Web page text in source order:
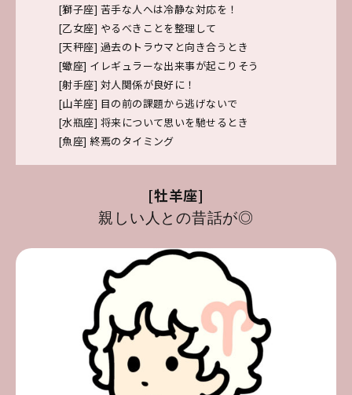
[獅子座] 苦手な人へは冷静な対応を！
[乙女座] やるべきことを整理して
[天秤座] 過去のトラウマと向き合うとき
[蠍座] イレギュラーな出来事が起こりそう
[射手座] 対人関係が良好に！
[山羊座] 目の前の課題から逃げないで
[水瓶座] 将来について思いを馳せるとき
[魚座] 終焉のタイミング
[牡羊座]
親しい人との昔話が◎